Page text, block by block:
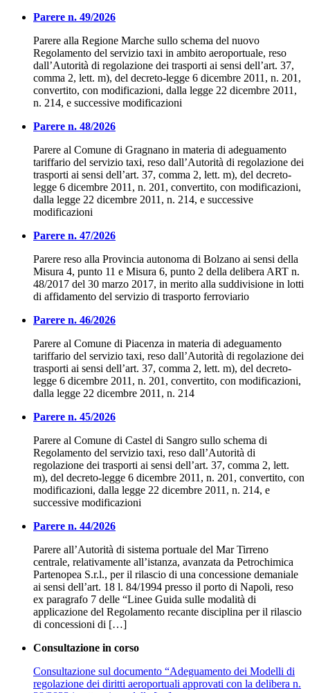
Parere n. 49/2026
Parere alla Regione Marche sullo schema del nuovo
Regolamento del servizio taxi in ambito aeroportuale, reso
dall’Autorità di regolazione dei trasporti ai sensi dell’art. 37,
comma 2, lett. m), del decreto-legge 6 dicembre 2011, n. 201,
convertito, con modificazioni, dalla legge 22 dicembre 2011,
n. 214, e successive modificazioni
Parere n. 48/2026
Parere al Comune di Gragnano in materia di adeguamento
tariffario del servizio taxi, reso dall’Autorità di regolazione dei
trasporti ai sensi dell’art. 37, comma 2, lett. m), del decreto-
legge 6 dicembre 2011, n. 201, convertito, con modificazioni,
dalla legge 22 dicembre 2011, n. 214, e successive
modificazioni
Parere n. 47/2026
Parere reso alla Provincia autonoma di Bolzano ai sensi della
Misura 4, punto 11 e Misura 6, punto 2 della delibera ART n.
48/2017 del 30 marzo 2017, in merito alla suddivisione in lotti
di affidamento del servizio di trasporto ferroviario
Parere n. 46/2026
Parere al Comune di Piacenza in materia di adeguamento
tariffario del servizio taxi, reso dall’Autorità di regolazione dei
trasporti ai sensi dell’art. 37, comma 2, lett. m), del decreto-
legge 6 dicembre 2011, n. 201, convertito, con modificazioni,
dalla legge 22 dicembre 2011, n. 214
Parere n. 45/2026
Parere al Comune di Castel di Sangro sullo schema di
Regolamento del servizio taxi, reso dall’Autorità di
regolazione dei trasporti ai sensi dell’art. 37, comma 2, lett.
m), del decreto-legge 6 dicembre 2011, n. 201, convertito, con
modificazioni, dalla legge 22 dicembre 2011, n. 214, e
successive modificazioni
Parere n. 44/2026
Parere all’Autorità di sistema portuale del Mar Tirreno
centrale, relativamente all’istanza, avanzata da Petrochimica
Partenopea S.r.l., per il rilascio di una concessione demaniale
ai sensi dell’art. 18 l. 84/1994 presso il porto di Napoli, reso
ex paragrafo 7 delle “Linee Guida sulle modalità di
applicazione del Regolamento recante disciplina per il rilascio
di concessioni di […]
Consultazione in corso
Consultazione sul documento “Adeguamento dei Modelli di
regolazione dei diritti aeroportuali approvati con la delibera n.